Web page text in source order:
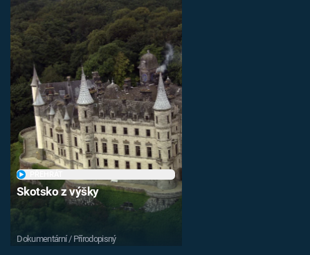
Skotsko z výšky
Dokumentární / Přírodopisný